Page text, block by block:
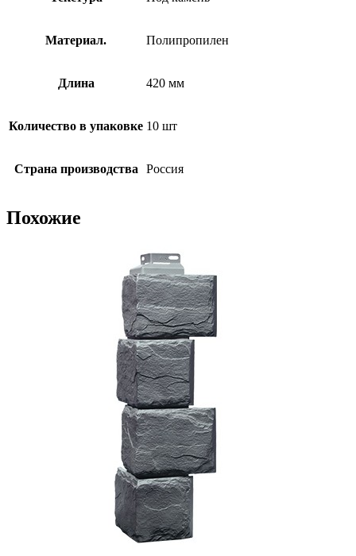
Материал. Полипропилен
Длина 420 мм
Количество в упаковке 10 шт
Страна производства Россия
Похожие